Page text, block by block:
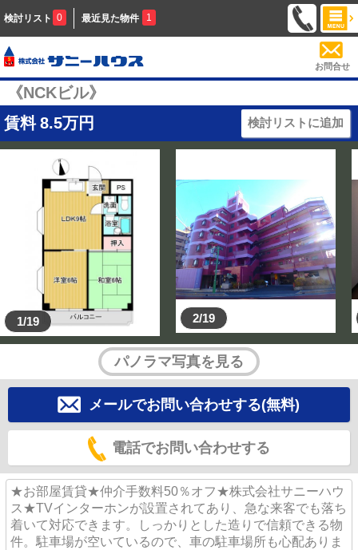
検討リスト 0 最近見た物件 1
お問合せ
《NCKビル》
賃料 8.5万円 検討リストに追加
1/19 2/19
パノラマ写真を見る
メールでお問い合わせする(無料)
電話でお問い合わせする
★お部屋賃貸★仲介手数料50％オフ★株式会社サニーハウ
ス★TVインターホンが設置されてあり、急な来客でも落ち
着いて対応できます。しっかりとした造りで信頼できる物
件。駐車場が空いているので、車の駐車場所も心配ありま